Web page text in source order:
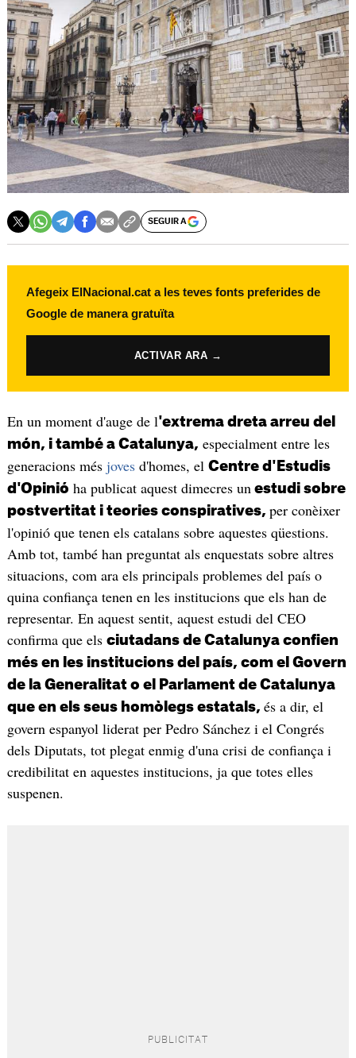
SEGUIR A
Afegeix ElNacional.cat a les teves fonts preferides de
Google de manera gratuïta
ACTIVAR ARA →
En un moment d'auge de l'extrema dreta arreu del
món, i també a Catalunya, especialment entre les
generacions més joves d'homes, el Centre d'Estudis
d'Opinió ha publicat aquest dimecres un estudi sobre
postvertitat i teories conspiratives, per conèixer
l'opinió que tenen els catalans sobre aquestes qüestions.
Amb tot, també han preguntat als enquestats sobre altres
situacions, com ara els principals problemes del país o
quina confiança tenen en les institucions que els han de
representar. En aquest sentit, aquest estudi del CEO
confirma que els ciutadans de Catalunya confien
més en les institucions del país, com el Govern
de la Generalitat o el Parlament de Catalunya
que en els seus homòlegs estatals, és a dir, el
govern espanyol liderat per Pedro Sánchez i el Congrés
dels Diputats, tot plegat enmig d'una crisi de confiança i
credibilitat en aquestes institucions, ja que totes elles
suspenen.